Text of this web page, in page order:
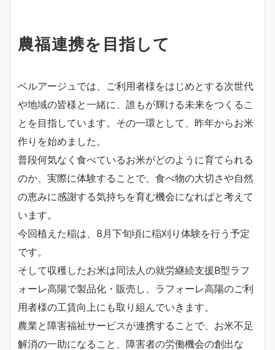
農福連携を目指して
ベルアージュでは、ご利用者様をはじめとする次世代
や地域の皆様と一緒に、誰もが輝ける未来をつくるこ
とを目指しています。その一環として、昨年からお米
作りを始めました。
普段何気なく食べているお米がどのように育てられる
のか、実際に体験することで、食べ物の大切さや自然
の恵みに感謝する気持ちを育む機会になればと考えて
います。
今回植えた稲は、8月下旬頃に稲刈り体験を行う予定
です。
そして収穫したお米は同法人の就労継続支援B型ラフ
ォーレ高陽で製品化・販売し、ラフォーレ高陽のご利
用者様の工賃向上にも取り組んでいきます。
農業と障害福祉サービスが連携することで、お米不足
解消の一助になること、障害者の労働機会の創出な